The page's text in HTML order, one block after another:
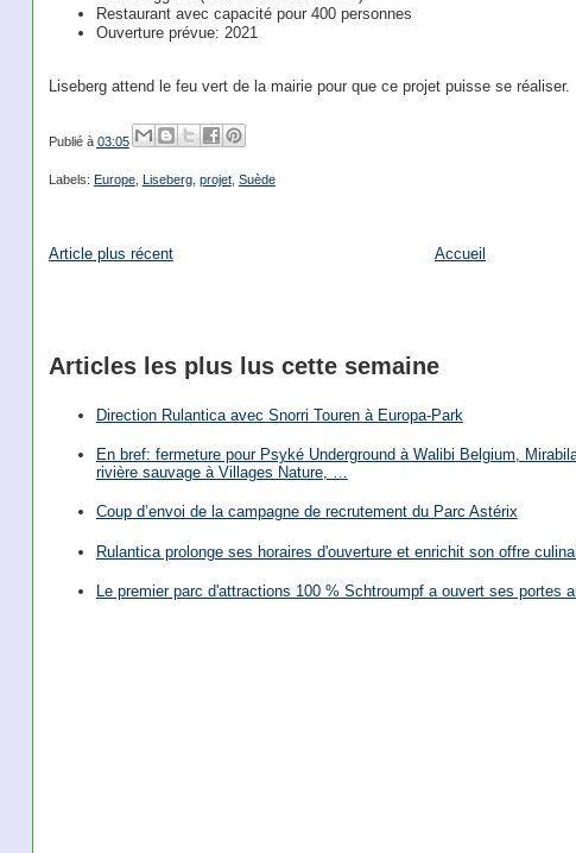
Restaurant avec capacité pour 400 personnes
Ouverture prévue: 2021
Liseberg attend le feu vert de la mairie pour que ce projet puisse se réaliser.
Publié à 03:05
Labels: Europe, Liseberg, projet, Suède
Article plus récent Accueil
Articles les plus lus cette semaine
Direction Rulantica avec Snorri Touren à Europa-Park
En bref: fermeture pour Psyké Underground à Walibi Belgium,
rivière sauvage à Villages Nature, …
Coup d’envoi de la campagne de recrutement du Parc Astérix
Rulantica prolonge ses horaires d'ouverture et enrichit son offre
Le premier parc d'attractions 100 % Schtroumpf a ouvert ses portes